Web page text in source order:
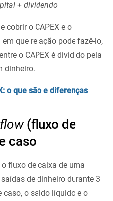
+ dividendo
cobrir o CAPEX e o
que relação pode fazê-lo,
o CAPEX é dividido pela
dinheiro.
o que são e diferenças
(fluxo de
caso
fluxo de caixa de uma
de dinheiro durante 3
caso, o saldo líquido e o